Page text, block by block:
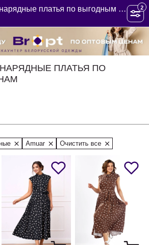
Бренд Amuar: нарядные платья по выгодным ценам 2
НАРЯДНЫЕ ПЛАТЬЯ ПО
Amuar Очистить все